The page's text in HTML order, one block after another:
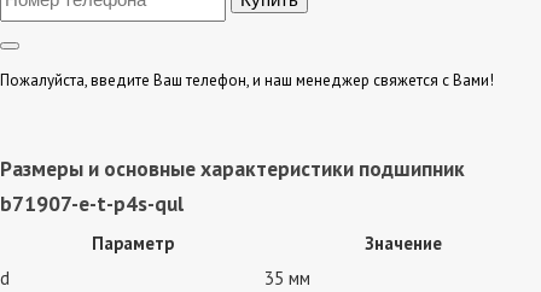
Пожалуйста, введите Ваш телефон, и наш менеджер свяжется с Вами!
Размеры и основные характеристики подшипник
b71907-e-t-p4s-qul
Параметр
Значение
d
35 мм